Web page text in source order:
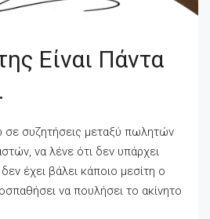
Είναι Πάντα
συζητήσεις μεταξύ πωλητών
να λένε ότι δεν υπάρχει
δεν έχει βάλει κάποιο μεσίτη ο
να πουλήσει το ακίνητο